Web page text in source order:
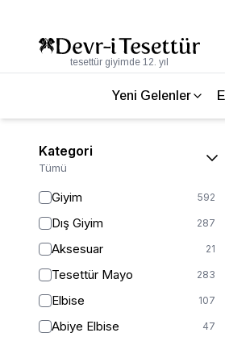
tesettür giyimde 12. yıl
Yeni Gelenler
Kategori
Tümü
Giyim 592
Dış Giyim 287
Aksesuar 21
Tesettür Mayo 283
Elbise 107
Abiye Elbise 47